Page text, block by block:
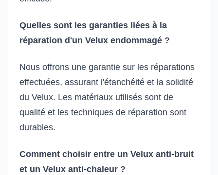
Quelles sont les garanties liées à la
réparation d'un Velux endommagé ?
Nous offrons une garantie sur les réparations
effectuées, assurant l'étanchéité et la solidité
du Velux. Les matériaux utilisés sont de
qualité et les techniques de réparation sont
durables.
Comment choisir entre un Velux anti-bruit
et un Velux anti-chaleur ?